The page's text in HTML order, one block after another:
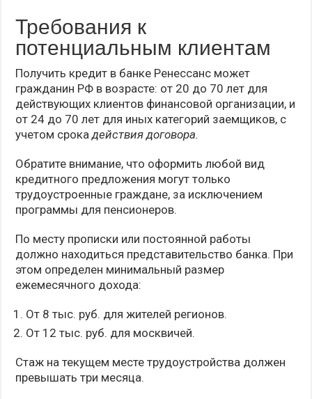
Требования к
потенциальным клиентам
Получить кредит в банке Ренессанс может
гражданин РФ в возрасте: от 20 до 70 лет для
действующих клиентов финансовой организации, и
от 24 до 70 лет для иных категорий заемщиков, с
учетом срокадействия договора.
Обратите внимание, что оформить любой вид
кредитного предложения могут только
трудоустроенные граждане, за исключением
программы для пенсионеров.
По месту прописки или постоянной работы
должно находиться представительство банка. При
этом определен минимальный размер
ежемесячного дохода:
От 8 тыс. руб. для жителей регионов.
От 12 тыс. руб. для москвичей.
Стаж на текущем месте трудоустройства должен
превышать три месяца.